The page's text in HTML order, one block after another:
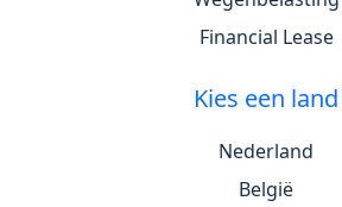
Financial Lease
Kies een land
Nederland
België